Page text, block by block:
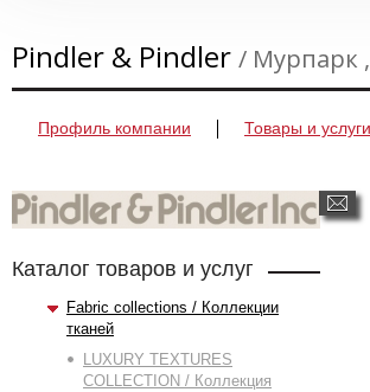
Pindler & Pindler / Мурпарк
Профиль компании Товары и услуги
Каталог товаров и услуг
Fabric collections / Коллекции
тканей
LUXURY TEXTURES
COLLECTION / Коллекция